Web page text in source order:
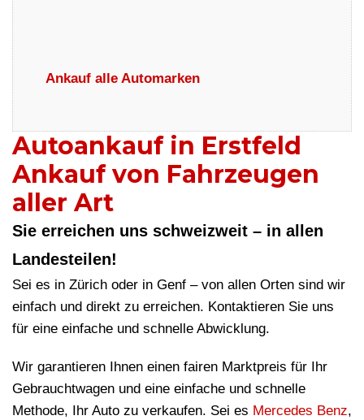
Ankauf alle Automarken
Autoankauf in Erstfeld
Ankauf von Fahrzeugen
aller Art
Sie erreichen uns schweizweit – in allen
Landesteilen!
Sei es in Zürich oder in Genf – von allen Orten sind wir
einfach und direkt zu erreichen. Kontaktieren Sie uns
für eine einfache und schnelle Abwicklung.
Wir garantieren Ihnen einen fairen Marktpreis für Ihr
Gebrauchtwagen und eine einfache und schnelle
Methode, Ihr Auto zu verkaufen. Sei es Mercedes Benz,